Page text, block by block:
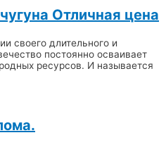
Отличная цена
своего длительного и
постоянно осваивает
ресурсов. И называется